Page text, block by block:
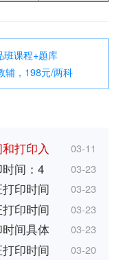
班课程+题库
辅，198元/两科
打印入 03-11
间：4 03-23
印时间 03-23
印时间 03-23
间具体 03-23
印时间 03-20